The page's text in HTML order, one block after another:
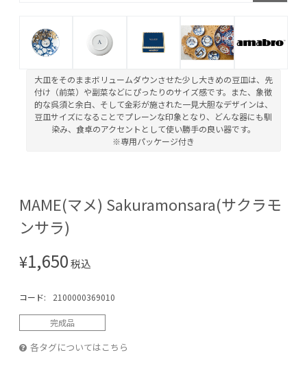
大皿をそのままボリュームダウンさせた少し大きめの豆皿は、先
付け（前菜）や副菜などにぴったりのサイズ感です。また、象徴
的な呉須と余白、そして金彩が施された一見大胆なデザインは、
豆皿サイズになることでプレーンな印象となり、どんな器にも馴
染み、食卓のアクセントとして使い勝手の良い器です。
※専用パッケージ付き
MAME(マメ) Sakuramonsara(サクラモ
ンサラ)
¥1,650税込
コード: 2100000369010
完成品
各タグについてはこちら